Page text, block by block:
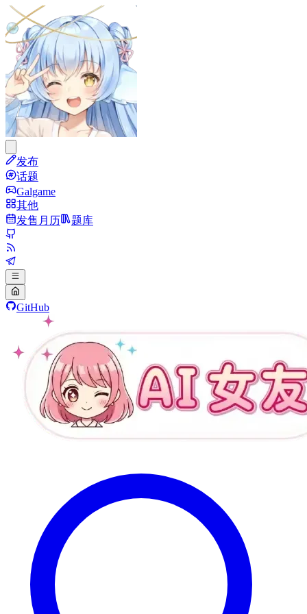
发布
话题
Galgame
其他
发售月历
题库
GitHub